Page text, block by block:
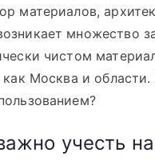
материалов,
множество
чистом
Москва и
учесть на